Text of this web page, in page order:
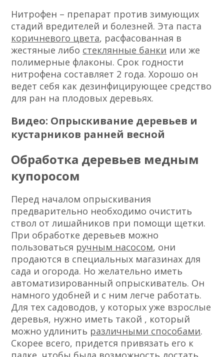
Нитрофен – препарат против зимующих
стадий вредителей и болезней. Эта паста
коричневого цвета, расфасованная в
жестяные либо стеклянные банки или же
полимерные флаконы. Срок годности
нитрофена составляет 2 года. Хорошо он
ведет себя как дезинфицирующее средство
для ран на плодовых деревьях.
Видео: Опрыскивание деревьев и
кустарников ранней весной
Обработка деревьев медным
купоросом
Перед началом опрыскивания
предварительно необходимо очистить
ствол от лишайников при помощи щетки.
При обработке деревьев можно
пользоваться ручным насосом, они
продаются в специальных магазинах для
сада и огорода. Но желательно иметь
автоматизированный опрыскиватель. Он
намного удобней и с ним легче работать.
Для тех садоводов, у которых уже взрослые
деревья, нужно иметь такой , который
можно удлинить различными способами.
Скорее всего, придется привязать его к